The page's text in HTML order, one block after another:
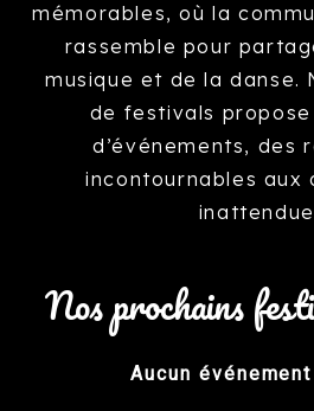
mémorables, où la
rassemble pour
musique et de la danse.
de festivals
d’événements, des
incontournables aux
Nos prochains
Aucun